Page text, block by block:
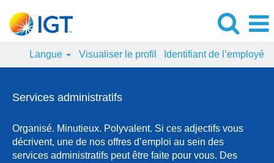
Langue Visualiser le profil Identifiant de l’employé
Services administratifs
Organisé. Minutieux. Polyvalent. Si ces adjectifs vous
décrivent, une de nos offres d’emploi au sein des
services administratifs peut être faite pour vous. Des